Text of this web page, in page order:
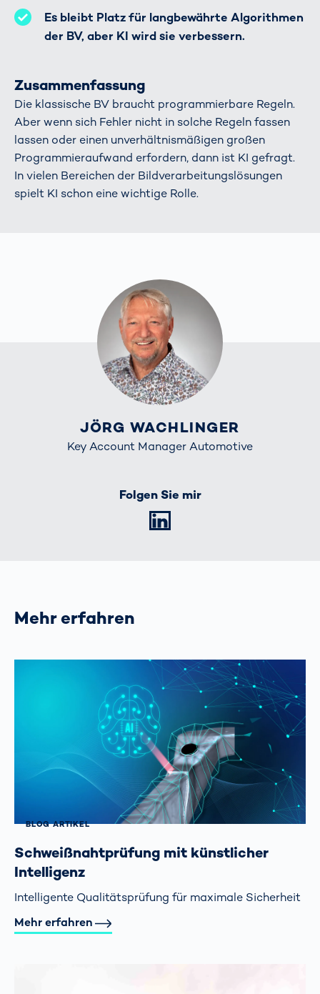
Es bleibt Platz für langbewährte Algorithmen
der BV, aber KI wird sie verbessern.
Zusammenfassung
Die klassische BV braucht programmierbare Regeln.
Aber wenn sich Fehler nicht in solche Regeln fassen
lassen oder einen unverhältnismäßigen großen
Programmieraufwand erfordern, dann ist KI gefragt.
In vielen Bereichen der Bildverarbeitungslösungen
spielt KI schon eine wichtige Rolle.
JÖRG WACHLINGER
Key Account Manager Automotive
Folgen Sie mir
Mehr erfahren
BLOG ARTIKEL
Schweißnaht­prüfung mit künstlicher
Intelligenz
Intelligente Qualitätsprüfung für maximale Sicherheit
Mehr erfahren